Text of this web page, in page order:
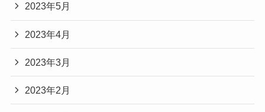
2023年5月
2023年4月
2023年3月
2023年2月